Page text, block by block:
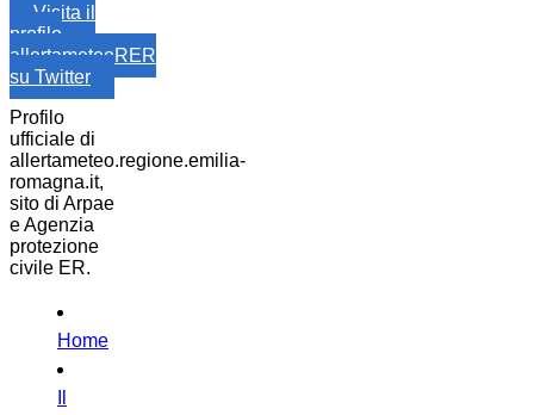
Visita il
profilo
allertameteoRER
su Twitter
Profilo
ufficiale di
allertameteo.regione.emilia-
romagna.it,
sito di Arpae
e Agenzia
protezione
civile ER.
Home